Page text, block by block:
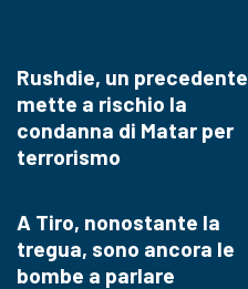
Rushdie, un precedente
mette a rischio la
condanna di Matar per
terrorismo
A Tiro, nonostante la
tregua, sono ancora le
bombe a parlare